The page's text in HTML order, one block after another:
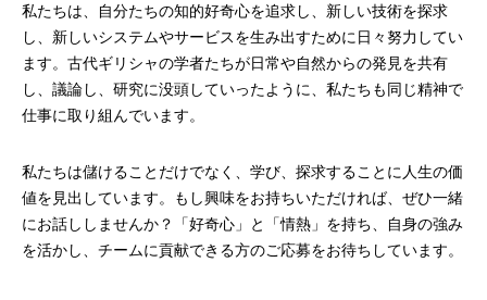
お問合せ 個人情報取扱い方針 サイトマップ
私たちは、自分たちの知的好奇心を追求し、新しい技術を探求
し、新しいシステムやサービスを生み出すために日々努力してい
ます。古代ギリシャの学者たちが日常や自然からの発見を共有
し、議論し、研究に没頭していったように、私たちも同じ精神で
仕事に取り組んでいます。
私たちは儲けることだけでなく、学び、探求することに人生の価
値を見出しています。もし興味をお持ちいただければ、ぜひ一緒
にお話ししませんか？「好奇心」と「情熱」を持ち、自身の強み
を活かし、チームに貢献できる方のご応募をお待ちしています。